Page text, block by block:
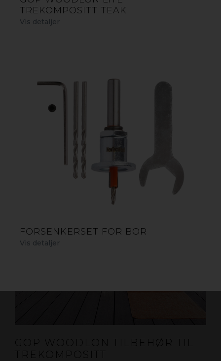
TREKOMPOSITT TEAK
Vis detaljer
FORSENKERSET FOR BOR
Vis detaljer
FINN FORHANDLERE HER
GOP WOODLON TILBEHØR TIL
TREKOMPOSITT